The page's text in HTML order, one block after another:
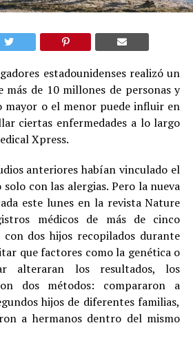
estadounidenses realizó un
más de 10 millones de personas y
mayor o el menor puede influir en
ciertas enfermedades a lo largo
Xpress.
anteriores habían vinculado el
con las alergias. Pero la nueva
este lunes en la revista Nature
médicos de más de cinco
dos hijos recopilados durante
que factores como la genética o
alteraran los resultados, los
dos métodos: compararon a
hijos de diferentes familias,
a hermanos dentro del mismo